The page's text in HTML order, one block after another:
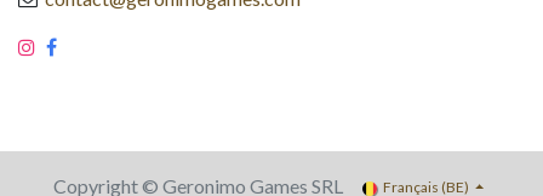
Copyright © Geronimo Games SRL Français (BE)